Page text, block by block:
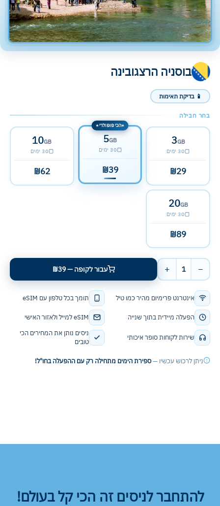
בוסניה הרצגובינה
אינטרנט פרימיום מהיר כמו טיל תומך בכל טלפון עם eSIM
הפעלה מיידית בתוך שנייה eSIM למייל ולאזור האישי
שירות לקוחות סופר איכותי
ניסים נותן את המחירים הכי
טובים
ניתן לרכוש עכשיו —ספירת הימים מתחילה רק עם ההפעלה בחו"ל!
📱 בדיקת תאימות
בחר חבילה
3GB
30 ימים
₪29
✦הכי פופולרי✦
5GB
30 ימים
₪39
10GB
30 ימים
₪62
20GB
30 ימים
₪89
−
1
+ עבור לקופה — ₪39
להתחבר לניסים זה הכי קל בעולם!